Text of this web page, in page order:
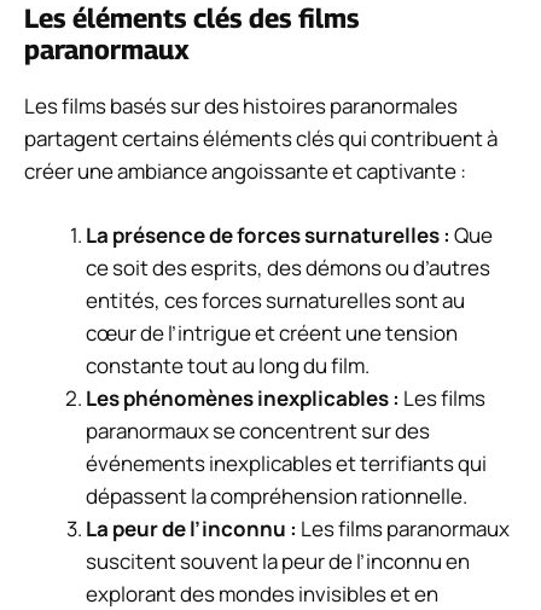
Les éléments clés des films
paranormaux
Les films basés sur des histoires paranormales
partagent certains éléments clés qui contribuent à
créer une ambiance angoissante et captivante :
La présence de forces surnaturelles : Que
ce soit des esprits, des démons ou d’autres
entités, ces forces surnaturelles sont au
cœur de l’intrigue et créent une tension
constante tout au long du film.
Les phénomènes inexplicables : Les films
paranormaux se concentrent sur des
événements inexplicables et terrifiants qui
dépassent la compréhension rationnelle.
La peur de l’inconnu : Les films paranormaux
suscitent souvent la peur de l’inconnu en
explorant des mondes invisibles et en